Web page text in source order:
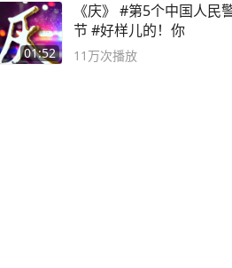
01:52
《庆》 #第5个中国人民
节 #好样儿的！你
11万次播放